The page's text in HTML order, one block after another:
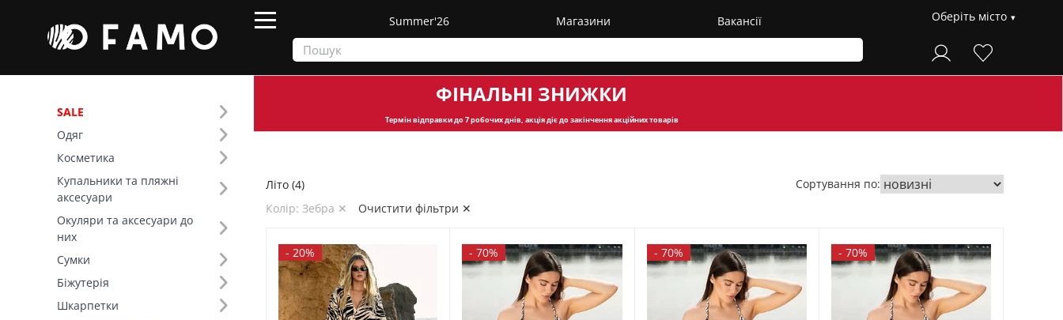
Summer'26 Магазини Вакансії Оберіть місто
SALE
Одяг
Косметика
Купальники та пляжні
аксесуари
Окуляри та аксесуари до
них
Сумки
Біжутерія
Шкарпетки
ФІНАЛЬНІ ЗНИЖКИ
Термін відправкидо 7 робочих днів, акція діє до закінчення акційних товарів
Фільтр
Ціна
SALE
Сезон (1)
Літо (4)
Колір: Зебра ✕
Очистити фільтри ✕
Сортування по:
- 20% -70% - 70% - 70%